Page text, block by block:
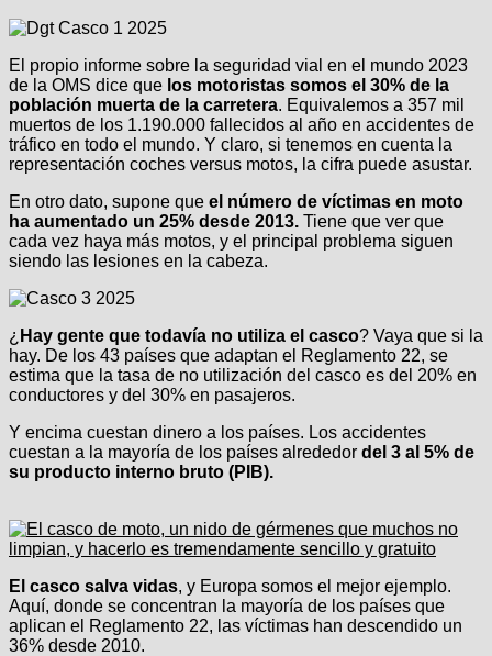
El propio informe sobre la seguridad vial en el mundo 2023
de la OMS dice que los motoristas somos el 30% de la
población muerta de la carretera. Equivalemos a 357 mil
muertos de los 1.190.000 fallecidos al año en accidentes de
tráfico en todo el mundo. Y claro, si tenemos en cuenta la
representación coches versus motos, la cifra puede asustar.
En otro dato, supone que el número de víctimas en moto
ha aumentado un 25% desde 2013. Tiene que ver que
cada vez haya más motos, y el principal problema siguen
siendo las lesiones en la cabeza.
¿ Hay gente que todavía no utiliza el casco? Vaya que si la
hay. De los 43 países que adaptan el Reglamento 22, se
estima que la tasa de no utilización del casco es del 20% en
conductores y del 30% en pasajeros.
Y encima cuestan dinero a los países. Los accidentes
cuestan a la mayoría de los países alrededor del 3 al 5% de
su producto interno bruto (PIB).
El casco salva vidas, y Europa somos el mejor ejemplo.
Aquí, donde se concentran la mayoría de los países que
aplican el Reglamento 22, las víctimas han descendido un
36% desde 2010.